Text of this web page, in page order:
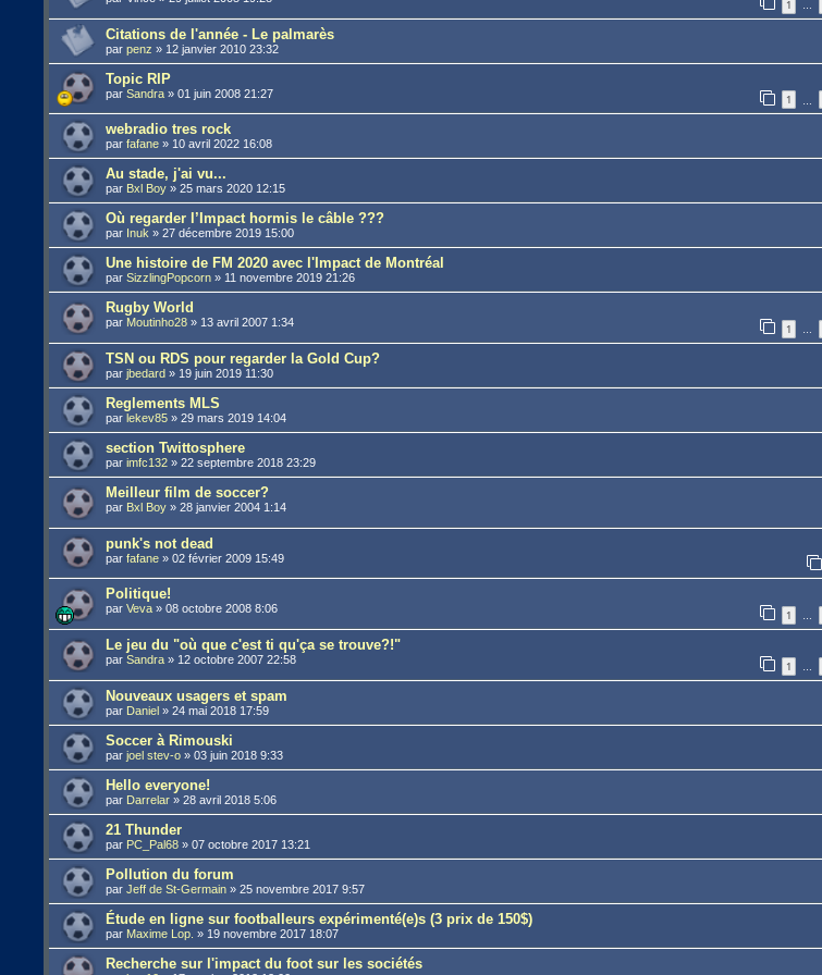
1 …
Citations de l'année - Le palmarès
parpenz » 12 janvier 2010 23:32
Topic RIP
parSandra »01 juin 2008 21:27 1
webradio tres rock
parfafane » 10 avril 2022 16:08
Au stade, j'ai vu...
par Bxl Boy »25 mars 2020 12:15
Où regarder l’Impact hormis le câble ???
par Inuk »27 décembre 2019 15:00
Une histoire de FM 2020 avec l'Impact de Montréal
parSizzlingPopcorn » 11 novembre 2019 21:26
Rugby World
par Moutinho28 » 13 avril 2007 1:34 1 …
TSN ou RDS pour regarder la Gold Cup?
parjbedard » 19 juin 2019 11:30
Reglements MLS
parlekev85 »29 mars 2019 14:04
section Twittosphere
parimfc132 »22 septembre 2018 23:29
Meilleur film de soccer?
par Bxl Boy »28 janvier 2004 1:14
punk's not dead
parfafane »02 février 2009 15:49
Politique!
parVeva »08 octobre 2008 8:06 1 …
Le jeu du "où que c'est ti qu'ça se trouve?!"
parSandra » 12 octobre 2007 22:58 1 …
Nouveaux usagers et spam
par Daniel »24 mai 2018 17:59
Soccer à Rimouski
parjoel stev-o »03 juin 2018 9:33
Hello everyone!
par Darrelar »28 avril 2018 5:06
21 Thunder
par PC_Pal68 »07 octobre 2017 13:21
Pollution du forum
parJeff de St-Germain »25 novembre 2017 9:57
Étude en ligne sur footballeurs expérimenté(e)s (3 prix de 150$)
par Maxime Lop. » 19 novembre 2017 18:07
Recherche sur l'impact du foot sur les sociétés